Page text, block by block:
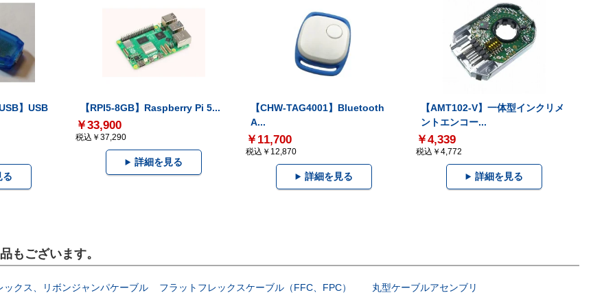
】USB
る
【RPI5-8GB】Raspberry Pi 5...
￥33,900
税込￥37,290
詳細を見る
【CHW-TAG4001】Bluetooth
A...
￥11,700
税込￥12,870
詳細を見る
【AMT102-V】一体型インクリメ
ントエンコー...
￥4,339
税込￥4,772
詳細を見る
もございます。
ックス、リボンジャンパケーブル フラットフレックスケーブル（FFC、FPC）
丸型ケーブルアセンブリ